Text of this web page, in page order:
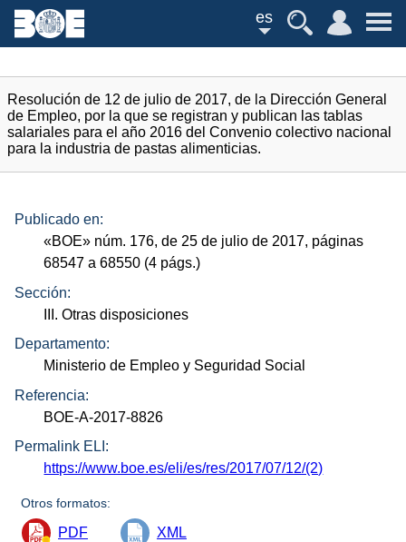
es
Resolución de 12 de julio de 2017, de la Dirección General
de Empleo, por la que se registran y publican las tablas
salariales para el año 2016 del Convenio colectivo nacional
para la industria de pastas alimenticias.
Publicado en:
«BOE» núm. 176, de 25 de julio de 2017, páginas
68547 a 68550 (4 págs.)
Sección:
III. Otras disposiciones
Departamento:
Ministerio de Empleo y Seguridad Social
Referencia:
BOE-A-2017-8826
Permalink ELI:
https://www.boe.es/eli/es/res/2017/07/12/(2)
Otros formatos:
PDF XML